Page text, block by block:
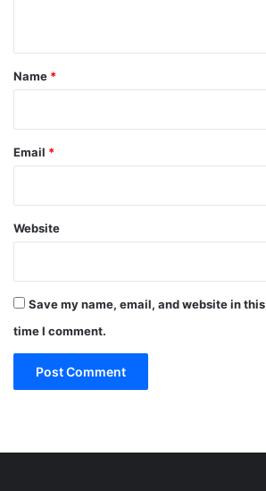
*
Name *
Email *
Website
Save my name, email, and website in
time I comment.